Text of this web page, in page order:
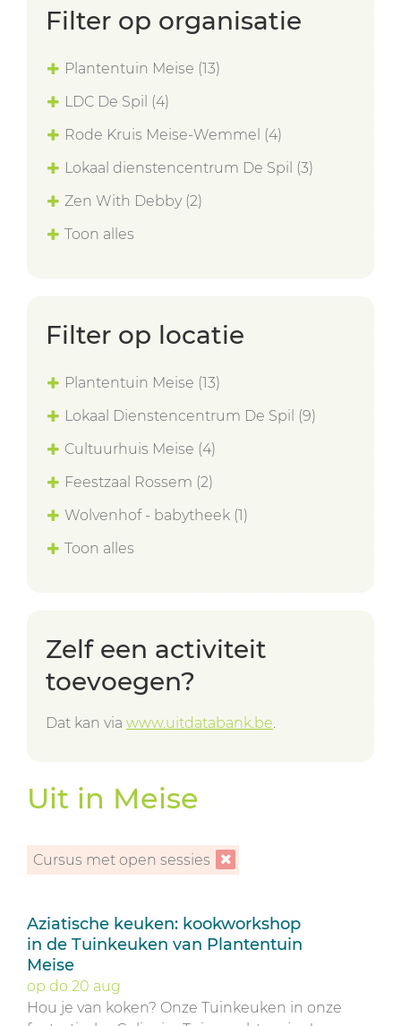
Uit in Meise
Cursus met open sessies
Overzicht
Aziatische keuken: kookworkshop
in de Tuinkeuken van Plantentuin
Meise
op do 20 aug
Hou je van koken? Onze Tuinkeuken in onze
Filter op organisatie
Plantentuin Meise (13)
LDC De Spil (4)
Rode Kruis Meise-Wemmel (4)
Lokaal dienstencentrum De Spil (3)
Zen With Debby (2)
Toon alles
Filter op locatie
Plantentuin Meise (13)
Lokaal Dienstencentrum De Spil (9)
Cultuurhuis Meise (4)
Feestzaal Rossem (2)
Wolvenhof - babytheek (1)
Toon alles
Zelf een activiteit
toevoegen?
Dat kan via www.uitdatabank.be.